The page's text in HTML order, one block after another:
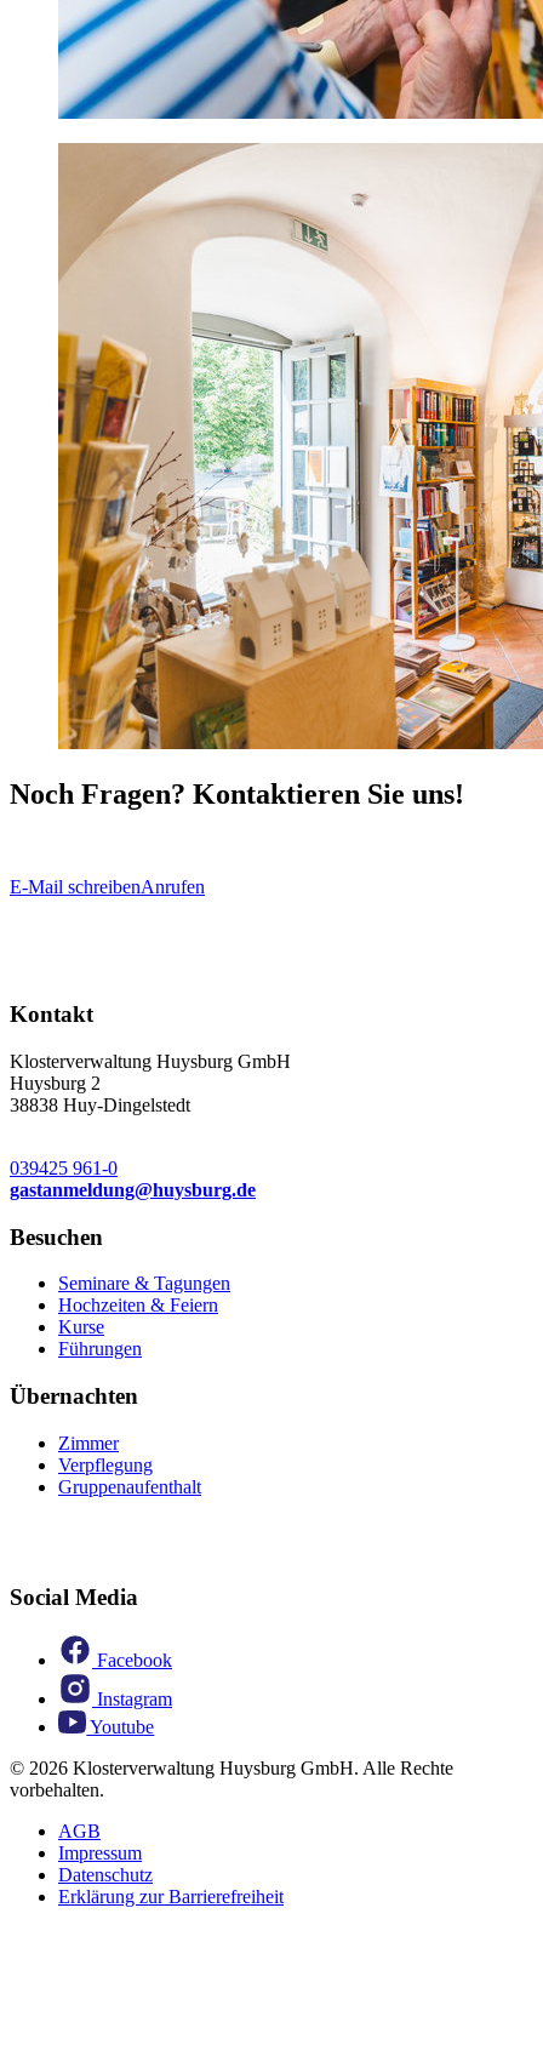
Noch Fragen? Kontaktieren Sie uns!
E-Mail schreibenAnrufen
Kontakt
Klosterverwaltung Huysburg GmbH
Huysburg 2
38838 Huy-Dingelstedt
039425 961-0
gastanmeldung@huysburg.de
Besuchen
Seminare & Tagungen
Hochzeiten & Feiern
Kurse
Führungen
Übernachten
Zimmer
Verpflegung
Gruppenaufenthalt
Social Media
Facebook
Instagram
Youtube
© 2026 Klosterverwaltung Huysburg GmbH. Alle Rechte
vorbehalten.
AGB
Impressum
Datenschutz
Erklärung zur Barrierefreiheit